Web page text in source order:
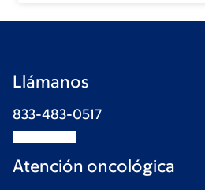
Llámanos
833-483-0517
Atención oncológica